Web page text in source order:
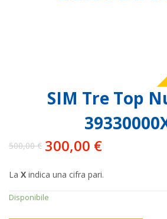
SIM Tre Top
500,00€
Il
prezzo
originale
era:
500,00 €.
300,00 €
Il
prezzo
attuale
è:
300,00 €.
La X indica una cifra pari.
Disponibile